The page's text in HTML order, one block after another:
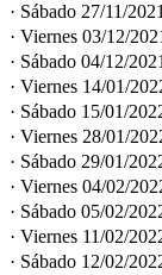
· Sábado 27/11/
· Viernes 03/12/
· Sábado 04/12/
· Viernes 14/01/
· Sábado 15/01/
· Viernes 28/01/
· Sábado 29/01/
· Viernes 04/02/
· Sábado 05/02/
· Viernes 11/02/
· Sábado 12/02/